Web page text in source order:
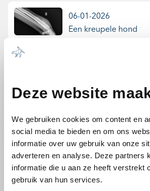
Deze website
We gebruiken cookies om content en
social media te bieden en om ons
informatie over uw gebruik van onze
adverteren en analyse. Deze partners
informatie die u aan ze heeft verstrekt
gebruik van hun services.
06-01-2026
Een kreupele hond